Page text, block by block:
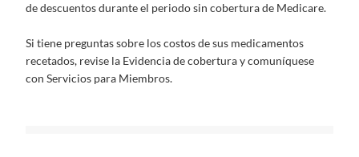
de descuentos durante el periodo sin cobertura de Medicare.
Si tiene preguntas sobre los costos de sus medicamentos
recetados, revise la Evidencia de cobertura y comuníquese
con Servicios para Miembros.